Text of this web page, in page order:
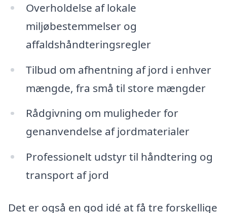
Overholdelse af lokale
miljøbestemmelser og
affaldshåndteringsregler
Tilbud om afhentning af jord i enhver
mængde, fra små til store mængder
Rådgivning om muligheder for
genanvendelse af jordmaterialer
Professionelt udstyr til håndtering og
transport af jord
Det er også en god idé at få tre forskellige